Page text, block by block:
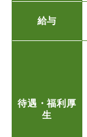
給与
待遇・福利厚
生